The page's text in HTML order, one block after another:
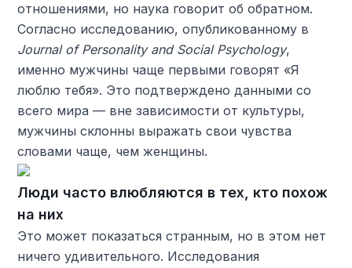
отношениями, но наука говорит об обратном.
Согласно исследованию, опубликованному в
Journal of Personality and Social Psychology,
именно мужчины чаще первыми говорят «Я
люблю тебя». Это подтверждено данными со
всего мира — вне зависимости от культуры,
мужчины склонны выражать свои чувства
словами чаще, чем женщины.
Люди часто влюбляются в тех, кто похож
на них
Это может показаться странным, но в этом нет
ничего удивительного. Исследования